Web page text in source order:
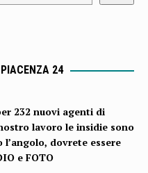
24
232 nuovi agenti di
lavoro le insidie sono
l’angolo, dovrete essere
e FOTO